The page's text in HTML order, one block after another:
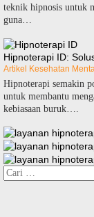
teknik hipnosis untuk
guna…
Hipnoterapi ID:
Artikel Kesehatan
Hipnoterapi semakin
untuk membantu
kebiasaan buruk….
Cari
untuk: